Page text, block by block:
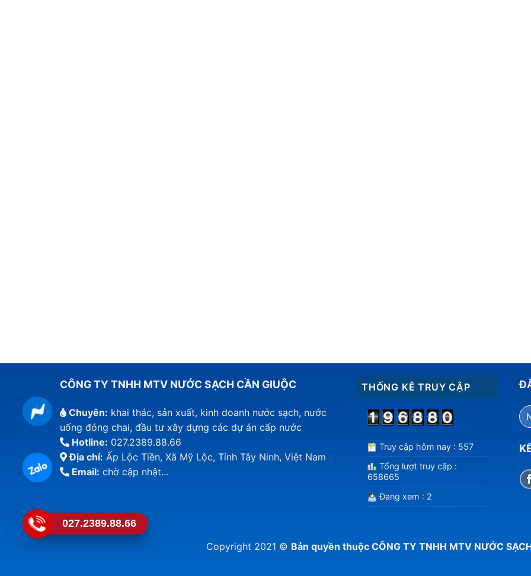
CÔNG TY TNHH MTV NƯỚC SẠCH CẦN GIUỘC
Chuyên: khai thác, sản xuất, kinh doanh nước sạch, nước
uống đóng chai, đầu tư xây dựng các dự án cấp nước
Hotline: 027.2389.88.66
Địa chỉ: Ấp Lộc Tiền, Xã Mỹ Lộc, Tỉnh Tây Ninh, Việt Nam
Email: chờ cập nhật...
THỐNG KÊ TRUY CẬP
Truy cập hôm nay : 557
Tổng lượt truy cập :
658665
Đang xem : 2
Copyright 2021 © Bản quyền thuộc CÔNG TY TNHH MTV NƯỚC
027.2389.88.66